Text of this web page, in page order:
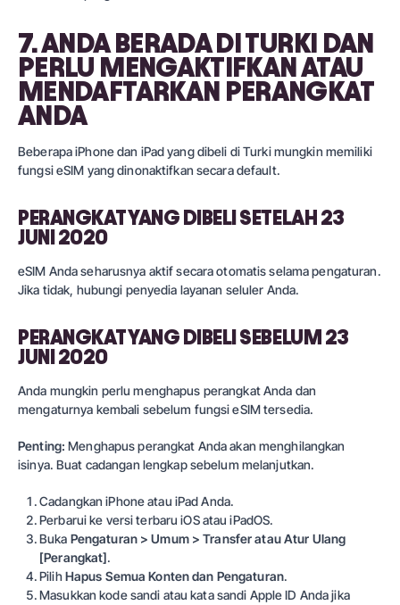
7. ANDA BERADA DI TURKI DAN
PERLU MENGAKTIFKAN ATAU
MENDAFTARKAN PERANGKAT
ANDA
Beberapa iPhone dan iPad yang dibeli di Turki mungkin memiliki
fungsi eSIM yang dinonaktifkan secara default.
PERANGKAT YANG DIBELI SETELAH 23
JUNI 2020
eSIM Anda seharusnya aktif secara otomatis selama pengaturan.
Jika tidak, hubungi penyedia layanan seluler Anda.
PERANGKAT YANG DIBELI SEBELUM 23
JUNI 2020
Anda mungkin perlu menghapus perangkat Anda dan
mengaturnya kembali sebelum fungsi eSIM tersedia.
Penting: Menghapus perangkat Anda akan menghilangkan
isinya. Buat cadangan lengkap sebelum melanjutkan.
Cadangkan iPhone atau iPad Anda.
Perbarui ke versi terbaru iOS atau iPadOS.
Buka Pengaturan > Umum > Transfer atau Atur Ulang
[Perangkat].
PilihHapus Semua Konten dan Pengaturan.
Masukkan kode sandi atau kata sandi Apple ID Anda jika